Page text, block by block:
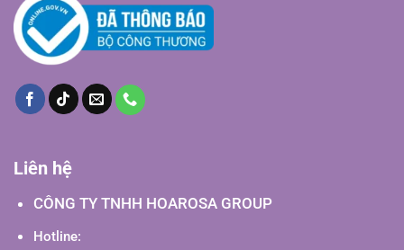
Liên hệ
CÔNG TY TNHH HOAROSA GROUP
Hotline: